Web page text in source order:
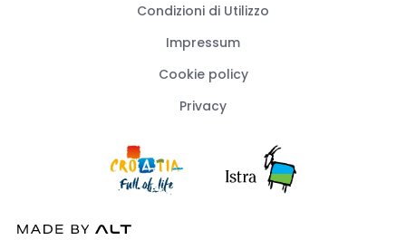
Condizioni di Utilizzo
Impressum
Cookie policy
Privacy